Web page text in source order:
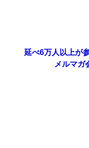
延べ6万人以上が
メルマ